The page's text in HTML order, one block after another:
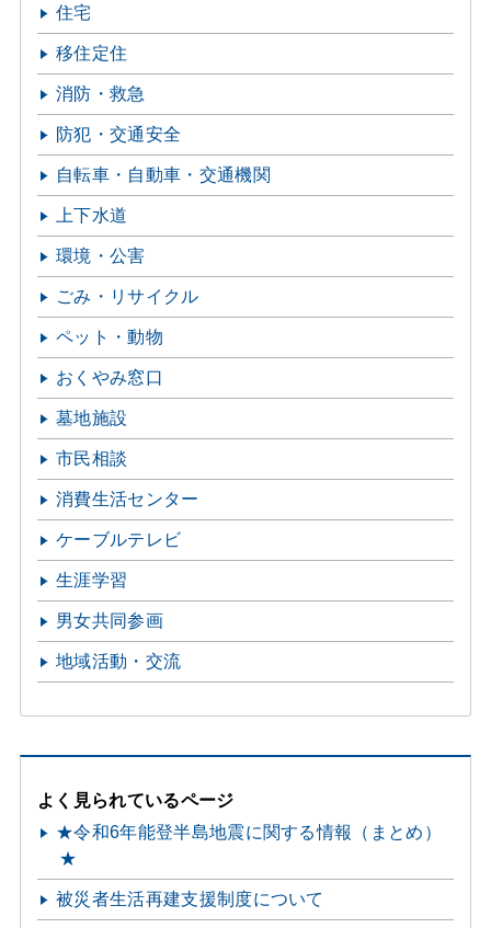
住宅
移住定住
消防・救急
防犯・交通安全
自転車・自動車・交通機関
上下水道
環境・公害
ごみ・リサイクル
ペット・動物
おくやみ窓口
墓地施設
市民相談
消費生活センター
ケーブルテレビ
生涯学習
男女共同参画
地域活動・交流
よく見られているページ
★令和6年能登半島地震に関する情報（まとめ）
★
被災者生活再建支援制度について